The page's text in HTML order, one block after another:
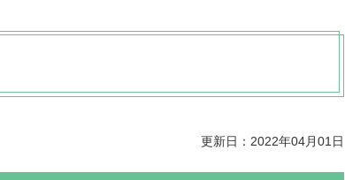
更新日：2022年04月01日